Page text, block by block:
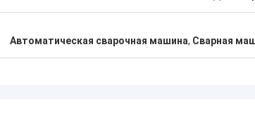
Автоматическая сварочная машина, Сварная